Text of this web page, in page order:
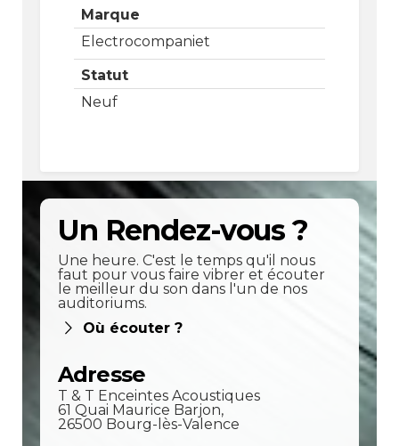
Marque
Electrocompaniet
Statut
Neuf
Un Rendez-vous ?
Une heure. C'est le temps qu'il nous
faut pour vous faire vibrer et écouter
le meilleur du son dans l'un de nos
auditoriums.
Où écouter ?
Adresse
T & T Enceintes Acoustiques
61 Quai Maurice Barjon,
26500 Bourg-lès-Valence